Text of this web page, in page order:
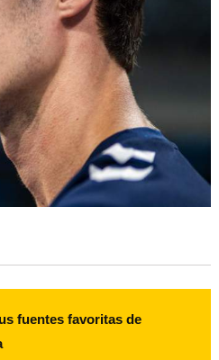
fuentes favoritas de